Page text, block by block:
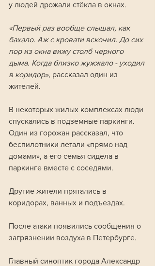
у людей дрожали стёкла в окнах.
«Первый раз вообще слышал, как
бахало. Аж с кровати вскочил. До сих
пор из окна вижу столб черного
дыма. Когда близко жужжало - уходил
в коридор», рассказал один из
жителей.
В некоторых жилых комплексах люди
спускались в подземные паркинги.
Один из горожан рассказал, что
беспилотники летали «прямо над
домами», а его семья сидела в
паркинге вместе с соседями.
Другие жители прятались в
коридорах, ванных и подъездах.
После атаки появились сообщения о
загрязнении воздуха в Петербурге.
Главный синоптик города Александр